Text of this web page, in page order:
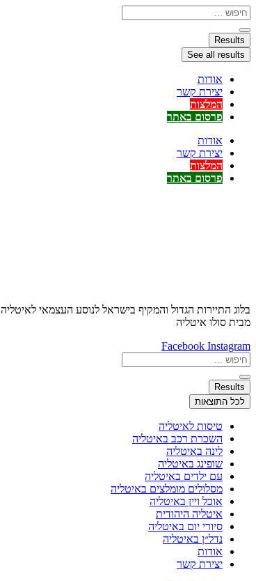
דלג
לתוכן
Search
...
Results
See all results
אודות
יצירת קשר
המלצות
פרסום באתר
אודות
יצירת קשר
המלצות
פרסום באתר
בלוג התיירות הגדול והמקיף בישראל לנוסע העצמאי לאיטליה
מבית סולו איטליה
Facebook Instagram
Search
...
Results
לכל התוצאות
טיסות לאיטליה
השכרת רכב באיטליה
לינה באיטליה
שופינג באיטליה
עם ילדים באיטליה
מסלולים מומלצים באיטליה
אוכל ויין באיטליה
איטליה היהודית
סיורי יום באיטליה
נדל״ן באיטליה
אודות
יצירת קשר